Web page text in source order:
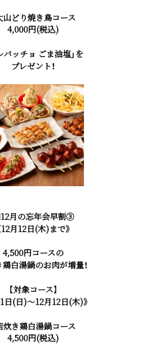
山どり焼き鳥コース
4,000円(税込)
バッチョ ごま油塩」を
プレゼント！
月の忘年会早割③
12月12日(木)まで》
4,500円コースの
白湯鍋のお肉が増量！
【対象コース】
1日(日)～12月12日(木)》
炊き鶏白湯鍋コース
4,500円(税込)